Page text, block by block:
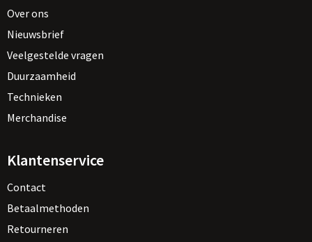
Over ons
Nieuwsbrief
Veelgestelde vragen
Duurzaamheid
Technieken
Merchandise
Klantenservice
Contact
Betaalmethoden
Retourneren